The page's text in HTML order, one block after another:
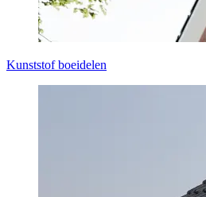
Kunststof boeidelen